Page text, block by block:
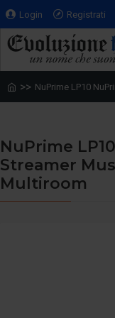
Login Registrati
NuPrime LP10
NuPrime
Streamer
Multiroom